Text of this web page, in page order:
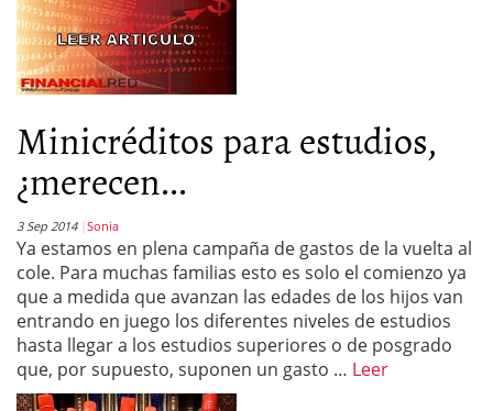
Minicréditos para estudios,
¿merecen...
3 Sep 2014 Sonia
Ya estamos en plena campaña de gastos de la vuelta al
cole. Para muchas familias esto es solo el comienzo ya
que a medida que avanzan las edades de los hijos van
entrando en juego los diferentes niveles de estudios
hasta llegar a los estudios superiores o de posgrado
que, por supuesto, suponen un gasto … Leer